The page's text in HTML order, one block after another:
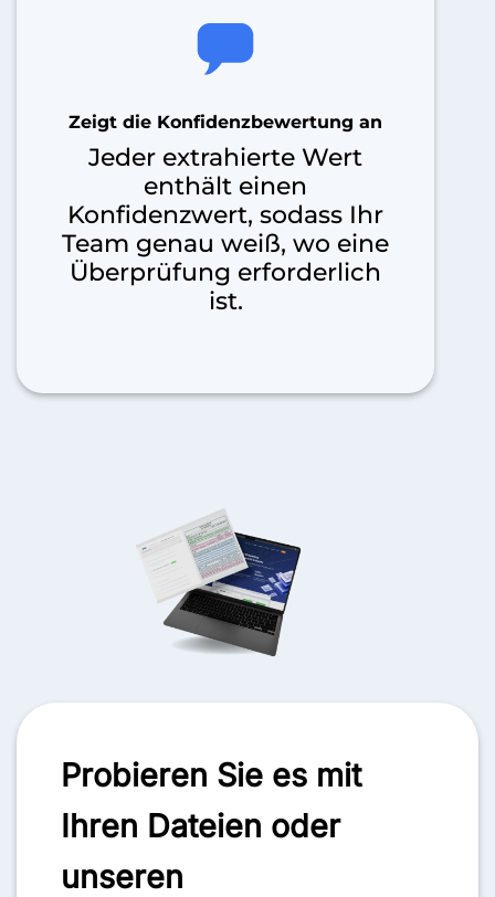
Zeigt die Konfidenzbewertung an
Jeder extrahierte Wert
enthält einen
Konfidenzwert, sodass Ihr
Team genau weiß, wo eine
Überprüfung erforderlich
ist.
Probieren Sie es mit
Ihren Dateien oder
unseren